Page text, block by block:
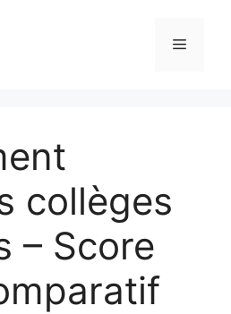
Menu
collèges
– Score